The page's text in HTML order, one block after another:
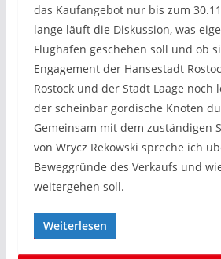
das Kaufangebot nur bis zum
lange läuft die Diskussion, was
Flughafen geschehen soll und ob
Engagement der Hansestadt
Rostock und der Stadt Laage
der scheinbar gordische Knoten
Gemeinsam mit dem zuständigen
von Wrycz Rekowski spreche ich
Beweggründe des Verkaufs und
weitergehen soll.
Weiterlesen